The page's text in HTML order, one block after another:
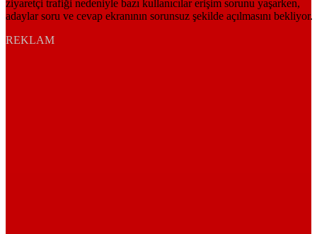
REKLAM